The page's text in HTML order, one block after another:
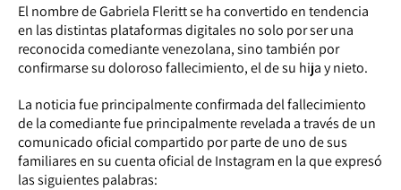
El nombre de Gabriela Fleritt se ha convertido en tendencia
en las distintas plataformas digitales no solo por ser una
reconocida comediante venezolana, sino también por
confirmarse su doloroso fallecimiento, el de su hija y nieto.
La noticia fue principalmente confirmada del fallecimiento
de la comediante fue principalmente revelada a través de un
comunicado oficial compartido por parte de uno de sus
familiares en su cuenta oficial de Instagram en la que expresó
las siguientes palabras: